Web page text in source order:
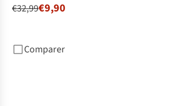
€32,99€9,90
Comparer